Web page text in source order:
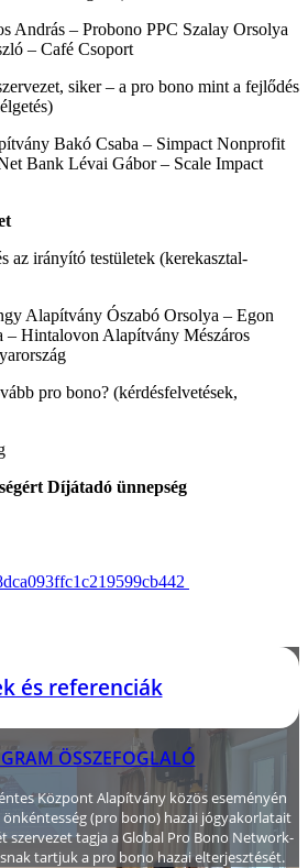
András – Probono PPC Szalay Orsolya
– Café Csoport
siker – a pro bono mint a fejlődés
Bakó Csaba – Simpact Nonprofit
Bank Lévai Gábor – Scale Impact
az irányító testületek (kerekasztal-
Alapítvány Ószabó Orsolya – Egon
– Hintalovon Alapítvány Mészáros
pro bono? (kérdésfelvetések,
Díjátadó ünnepség
és referenciák
ÖSSZEFOGLALÓ
Központ Alapítvány közös eseményén
(pro bono) hazai jógyakorlatait
szervezet tagja a Global Pro Bono Network-
tartjuk a pro bono hazai elterjesztését.